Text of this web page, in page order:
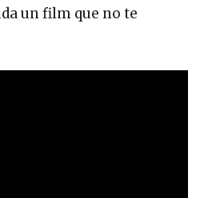
un film que no te